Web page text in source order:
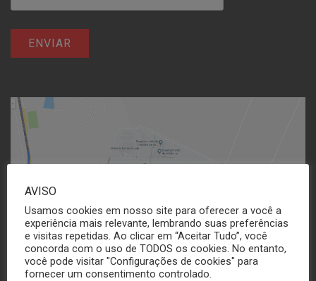
AVISO
Usamos cookies em nosso site para oferecer a você a
experiência mais relevante, lembrando suas preferências
e visitas repetidas. Ao clicar em “Aceitar Tudo”, você
concorda com o uso de TODOS os cookies. No entanto,
você pode visitar "Configurações de cookies" para
fornecer um consentimento controlado.